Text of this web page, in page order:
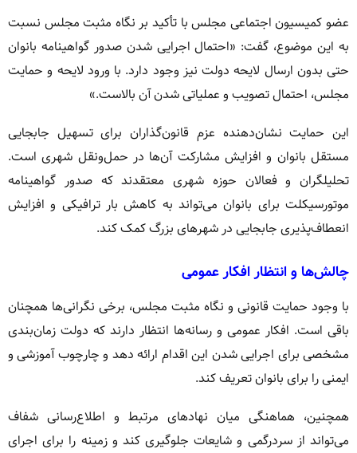
عضو کمیسیون اجتماعی مجلس با تأکید بر نگاه مثبت مجلس نسبت
به این موضوع، گفت: «احتمال اجرایی شدن صدور گواهینامه بانوان
حتی بدون ارسال لایحه دولت نیز وجود دارد. با ورود لایحه و حمایت
مجلس، احتمال تصویب و عملیاتی شدن آن بالاست.»
این حمایت نشان‌دهنده عزم قانون‌گذاران برای تسهیل جابجایی
مستقل بانوان و افزایش مشارکت آن‌ها در حمل‌ونقل شهری است.
تحلیلگران و فعالان حوزه شهری معتقدند که صدور گواهینامه
موتورسیکلت برای بانوان می‌تواند به کاهش بار ترافیکی و افزایش
انعطاف‌پذیری جابجایی در شهرهای بزرگ کمک کند.
چالش‌ها و انتظار افکار عمومی
با وجود حمایت قانونی و نگاه مثبت مجلس، برخی نگرانی‌ها همچنان
باقی است. افکار عمومی و رسانه‌ها انتظار دارند که دولت زمان‌بندی
مشخصی برای اجرایی شدن این اقدام ارائه دهد و چارچوب آموزشی و
ایمنی را برای بانوان تعریف کند.
همچنین، هماهنگی میان نهادهای مرتبط و اطلاع‌رسانی شفاف
می‌تواند از سردرگمی و شایعات جلوگیری کند و زمینه را برای اجرای